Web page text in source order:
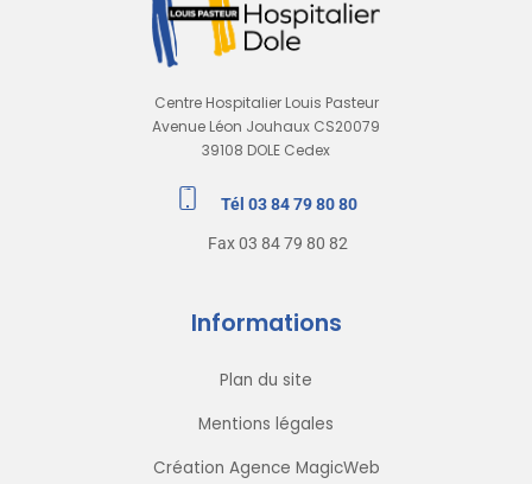
Centre Hospitalier Louis Pasteur
Avenue Léon Jouhaux CS20079
39108 DOLE Cedex
Tél 03 84 79 80 80
Fax 03 84 79 80 82
Informations
Plan du site
Mentions légales
Création Agence MagicWeb